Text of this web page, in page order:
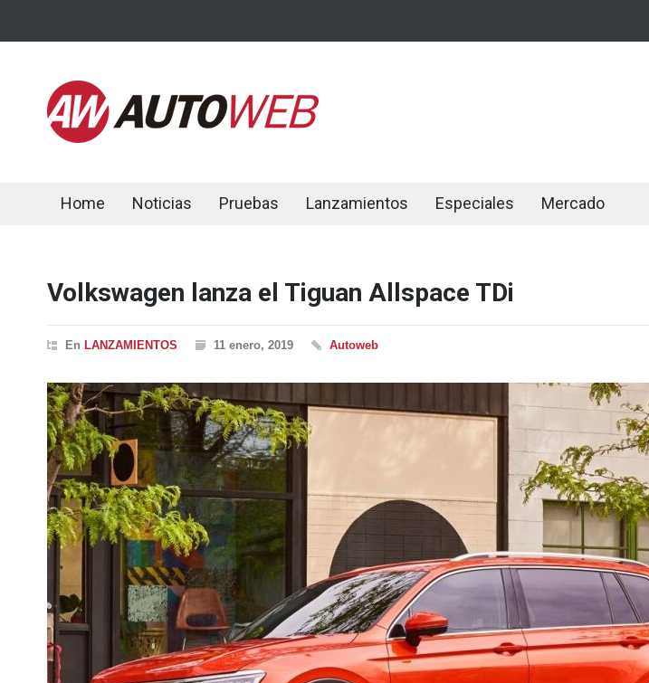
Home Noticias Pruebas Lanzamientos Especiales Mercado
Volkswagen lanza el Tiguan Allspace TDi
En LANZAMIENTOS 11 enero, 2019 Autoweb